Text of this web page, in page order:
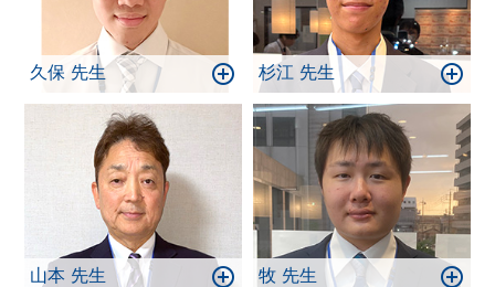
久保 先生 杉江 先生
山本 先生 牧 先生